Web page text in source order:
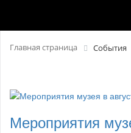
Главная страница События
Мероприятия